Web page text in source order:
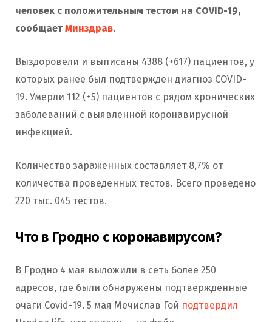
человек с положительным тестом на COVID-19,
сообщает Минздрав.
Выздоровели и выписаны 4388 (+617) пациентов, у
которых ранее был подтвержден диагноз COVID-
19. Умерли 112 (+5) пациентов с рядом хронических
заболеваний с выявленной коронавирусной
инфекцией.
Количество зараженных составляет 8,7% от
количества проведенных тестов. Всего проведено
220 тыс. 045 тестов.
Что в Гродно с коронавирусом?
В Гродно 4 мая выложили в сеть более 250
адресов, где были обнаружены подтвержденные
очаги Covid-19. 5 мая Мечислав Гой подтвердил